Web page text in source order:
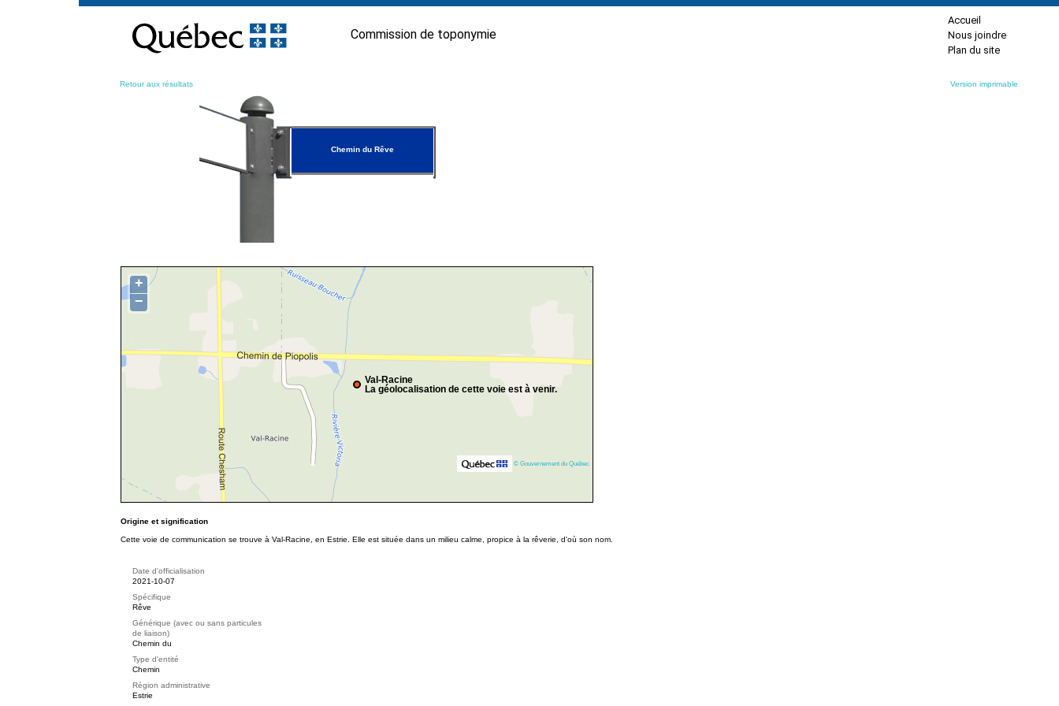
contenu
Commission de toponymie
Accueil
Nous joindre
Plan du site
Retour aux résultats Version imprimable
Chemin du Rêve
Val-Racine
La géolocalisation de cette voie est à venir.
+
−
© Gouvernement du Québec
Origine et signification
Cette voie de communication se trouve à Val-Racine, en Estrie. Elle est située dans un milieu calme, propice à la rêverie, d'où son nom.
Date d'officialisation
2021-10-07
Spécifique
Rêve
Générique (avec ou sans particules
de liaison)
Chemin du
Type d'entité
Chemin
Région administrative
Estrie